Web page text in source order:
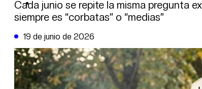
DE LA TRIBUNA TV
Cada junio se repite la misma pregunta
siempre es “corbatas” o “medias”
19 de junio de 2026